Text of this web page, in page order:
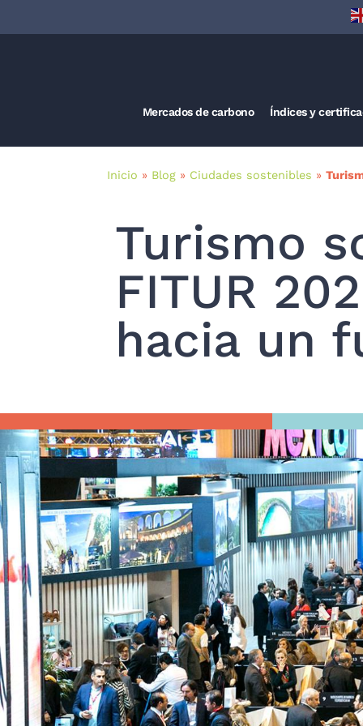
Mercados de carbono Índices y
Inicio » Blog » Ciudades sostenibles »
Turismo
FITUR
hacia un